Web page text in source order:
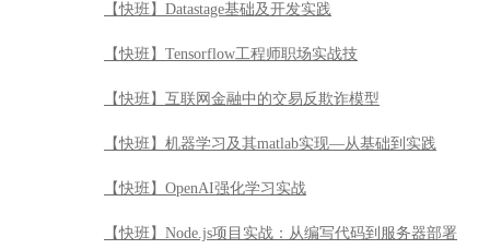
【快班】Datastage基础及开发实践
【快班】Tensorflow工程师职场实战技
【快班】互联网金融中的交易反欺诈模型
【快班】机器学习及其matlab实现—从基础到实践
【快班】OpenAI强化学习实战
【快班】Node.js项目实战：从编写代码到服务器部署